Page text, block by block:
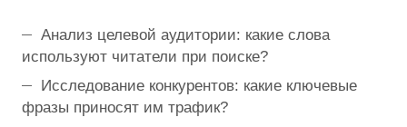
Анализ целевой аудитории: какие слова
используют читатели при поиске?
Исследование конкурентов: какие ключевые
фразы приносят им трафик?